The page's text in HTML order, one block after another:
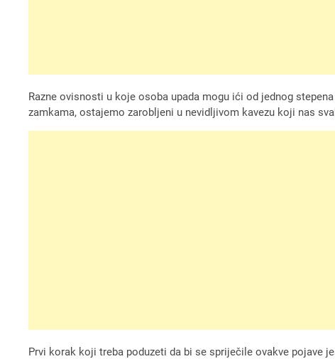
Razne ovisnosti u koje osoba upada mogu ići od jednog
zamkama, ostajemo zarobljeni u nevidljivom kavezu koji nas
Prvi korak koji treba poduzeti da bi se spriječile ovakve pojave